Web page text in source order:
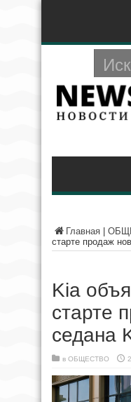
Главная
старте продаж
Kia
старте
седана
в ОБЩЕСТВО